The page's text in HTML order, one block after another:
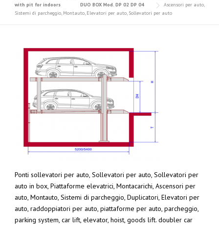
with pit for indoors
DUO BOX Mod. DP 02 DP 04
Ascensori per auto,
Sistemi di parcheggio, Montauto, Elevatori per auto, Sollevatori per auto
Ponti sollevatori per auto, Sollevatori per auto, Sollevatori per
auto in box, Piattaforme elevatrici, Montacarichi, Ascensori per
auto, Montauto, Sistemi di parcheggio, Duplicatori, Elevatori per
auto, raddoppiatori per auto, piattaforme per auto, parcheggio,
parking system, car lift, elevator, hoist, goods lift. doubler car